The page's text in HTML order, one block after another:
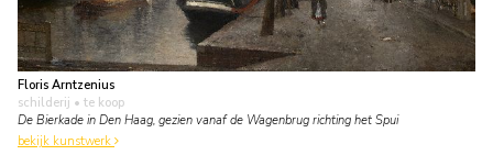
Floris Arntzenius
schilderij • te koop
De Bierkade in Den Haag, gezien vanaf de Wagenbrug richting het Spui
bekijk kunstwerk